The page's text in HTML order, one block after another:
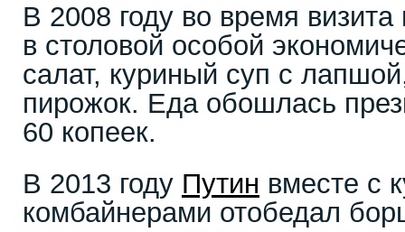
В 2008 году во время визита
в столовой особой
салат, куриный суп с
пирожок. Еда обошлась
60 копеек.
В 2013 году Путин вместе с
комбайнерами отобедал